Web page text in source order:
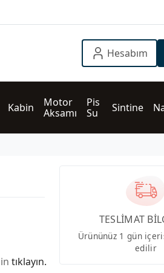
Hesabım
Kabin
Motor
Aksamı
Pis
Su
Sintine
tıklayın.
TESLİMAT
Ürününüz 1 gün
edilir